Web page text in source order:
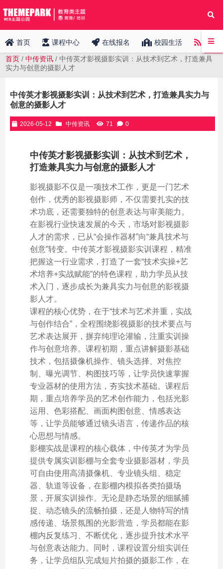
首页 课程中心 在线报名 校园生活 中传
首页 /中传资讯 / 中传英才影视摄影实训：从技术到艺术，打造兼具
实力与创意的摄影人才
中传英才影视摄影实训：从技术到艺术，打造兼具实力与
创意的摄影人才
2026-05-12 中传资讯 71 0
中传英才影视摄影实训：从技术到艺术，
打造兼具实力与创意的摄影人才
影视摄影不仅是一项技术工作，更是一门艺术
创作，优秀的影视摄影师，不仅需要扎实的技
术功底，还需要独特的创意表达与审美能力。
在影视行业快速发展的今天，市场对影视摄影
人才的需求，已从“会操作器材”向“兼具技术与
创意”转变。中传英才影视摄影实训课程，精准
把握这一行业需求，打造了一套“技术实操+艺
术培养+实战赋能”的特色课程，助力学员从技
术入门，逐步成长为兼具实力与创意的影视摄
影人才。
课程的核心优势，在于“技术与艺术并重，实战
与创作结合”，全程围绕影视摄影的技术要点与
艺术表达展开，摒弃纯理论灌输，注重实训操
作与创意培养。课程初期，重点讲解摄影基础
技术，包括摄像机操作、镜头选择、对焦控
制、曝光调节、构图技巧等，让学员快速掌握
专业器材的使用方法，夯实技术基础。课程后
期，重点培养学员的艺术创作能力，包括光影
运用、色彩搭配、画面构图创意、情感表达
等，让学员能够通过镜头语言，传递作品的核
心思想与情感。
影棚实战是课程的核心载体，中传英才为学员
提供专属实训影棚与全套专业摄影器材，学员
可自由使用高清摄像机、专业镜头组、稳定
器、轨道等设备，在影棚内模拟各类拍摄场
景，开展实训操作。无论是静态场景的细腻捕
捉、动态镜头的流畅拍摄，还是人物特写的情
感传递、场景氛围的光影营造，学员都能在影
棚内反复练习、不断优化，逐步提升技术水平
与创意表达能力。同时，课程设置分组实训任
务，让学员组队完成短片拍摄的摄影工作，在